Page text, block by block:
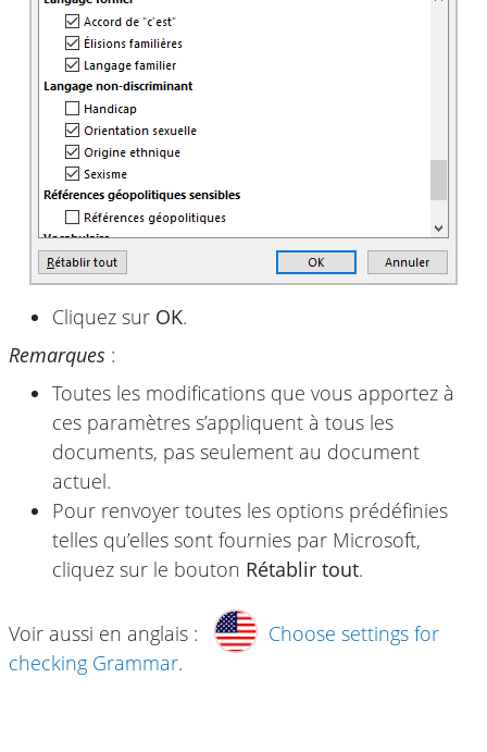
Cliquez sur OK.
Remarques :
Toutes les modifications que vous apportez à
ces paramètres s’appliquent à tous les
documents, pas seulement au document
actuel.
Pour renvoyer toutes les options prédéfinies
telles qu’elles sont fournies par Microsoft,
cliquez sur le bouton Rétablir tout.
Voir aussi en anglais :
Choose settings for
checking Grammar.